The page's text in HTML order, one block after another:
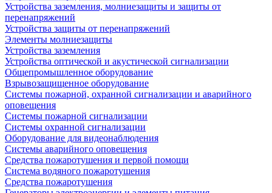
Устройства заземления, молниезащиты и защиты от
перенапряжений
Устройства защиты от перенапряжений
Элементы молниезащиты
Устройства заземления
Устройства оптической и акустической сигнализации
Общепромышленное оборудование
Взрывозащищенное оборудование
Системы пожарной, охранной сигнализации и аварийного
оповещения
Системы пожарной сигнализации
Системы охранной сигнализации
Оборудование для видеонаблюдения
Системы аварийного оповещения
Средства пожаротушения и первой помощи
Система водяного пожаротушения
Средства пожаротушения